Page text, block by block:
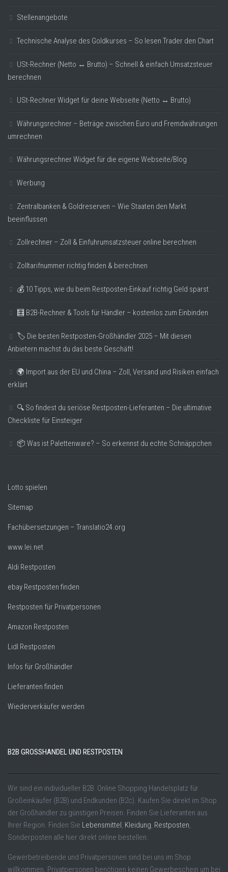
Stellenangebote
Technische Analyse des Goldkurses – So lesen Trader den Chart
USt-Rechner (Netto ↔ Brutto) – Schnell & einfach Umsatzsteuer
berechnen
USt-Rechner Widget für deine Webseite (Netto ↔ Brutto)
Währungsrechner – Beträge zwischen Euro und Fremdwährungen
umrechnen
Währungsrechner Widget für die eigene Webseite/Blog
Werbung
Zentralbanken & Goldreserven – Wie Staaten den Markt
beeinflussen
Zollrechner – Zoll & Einfuhrumsatzsteuer online berechnen
Zolltarifnummer richtig finden & berechnen
💰 10 Tipps, wie du beim Restposten-Einkauf richtig Geld sparst
🧮 B2B-Rechner & Tools für Händler – kostenlos zum Einbinden
🏷️ Die besten Restposten-Großhändler 2025 – Mit diesen
Anbietern machst du das beste Geschäft!
🌍 Import aus der EU und China – Zoll, Versand und Risiken einfach
erklärt
🔍 So findest du seriöse Restposten-Lieferanten – Die ultimative
Checkliste für Einsteiger
📦 Was ist Palettenware? – So erkennst du echte Schnäppchen
Lotto spielen
Sitemap
Fachübersetzungen – Translatio24.org
www.lei.net
Aldi Restposten
ebay Restposten finden
Restposten für Privatpersonen
Amazon Restposten
Lidl Restposten
Infos für Großhändler
Lieferanten finden
Wiederverkäufer werden
B2B GROSSHANDEL UND RESTPOSTEN
Wir sind ein individueller B2B Online Shopping Handelsplatz für
Großeinkäufer (B2B) und Endkunden (B2c). Kaufen Sie direkt im Shop
der Großhändler zu günstigen Preisen. Finden Sie Lieferanten aus
Ihrer Region. Finden Sie Lebensmittel Kleidung Restposten
Sonderposten alle hier direkt online bestellen.
Gewerbetreibende und Privatpersonen sind bei uns im Shop
willkommen. Privatpersonen benötigen keinen Gewerbeschein um bei